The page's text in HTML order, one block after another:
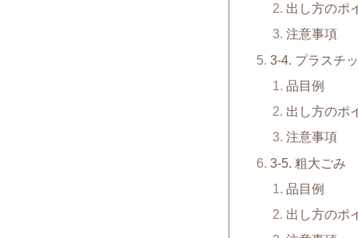
出し方のポ
注意事項
3-4. プラスチ
品目例
出し方のポ
注意事項
3-5. 粗大ごみ
品目例
出し方のポ